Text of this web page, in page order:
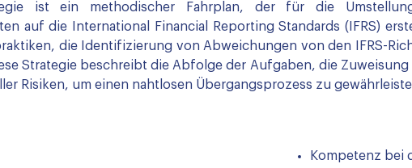
ist ein methodischer Fahrplan, der für die
auf die International Financial Reporting Standards (IFRS)
die Identifizierung von Abweichungen von den IFRS-
Strategie beschreibt die Abfolge der Aufgaben, die
Risiken, um einen nahtlosen Übergangsprozess zu
Kompetenz bei